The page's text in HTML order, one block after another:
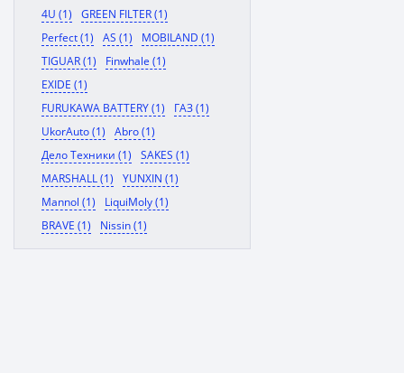
4U (1)
GREEN FILTER (1)
Perfect (1)
AS (1)
MOBILAND (1)
TIGUAR (1)
Finwhale (1)
EXIDE (1)
FURUKAWA BATTERY (1)
ГАЗ (1)
UkorAuto (1)
Abro (1)
Дело Техники (1)
SAKES (1)
MARSHALL (1)
YUNXIN (1)
Mannol (1)
LiquiMoly (1)
BRAVE (1)
Nissin (1)